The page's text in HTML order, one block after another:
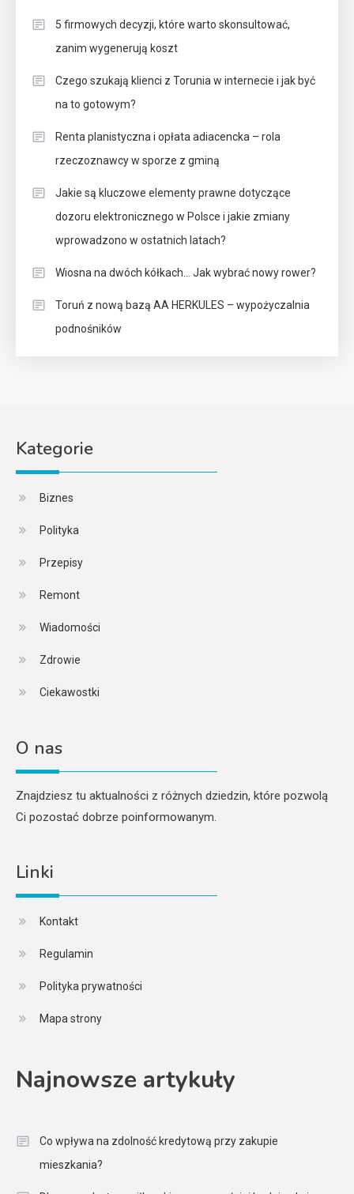
5 firmowych decyzji, które warto skonsultować,
zanim wygenerują koszt
Czego szukają klienci z Torunia w internecie i jak być
na to gotowym?
Renta planistyczna i opłata adiacencka – rola
rzeczoznawcy w sporze z gminą
Jakie są kluczowe elementy prawne dotyczące
dozoru elektronicznego w Polsce i jakie zmiany
wprowadzono w ostatnich latach?
Wiosna na dwóch kółkach… Jak wybrać nowy rower?
Toruń z nową bazą AA HERKULES – wypożyczalnia
podnośników
Kategorie
Biznes
Polityka
Przepisy
Remont
Wiadomości
Zdrowie
Ciekawostki
O nas
Znajdziesz tu aktualności z różnych dziedzin, które pozwolą
Ci pozostać dobrze poinformowanym.
Linki
Kontakt
Regulamin
Polityka prywatności
Mapa strony
Najnowsze artykuły
Co wpływa na zdolność kredytową przy zakupie
mieszkania?